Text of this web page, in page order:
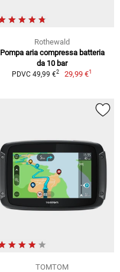
Rothewald
Pompa aria compressa batteria
da 10 bar
PDVC 49,99 €2 29,99 €1
TOMTOM